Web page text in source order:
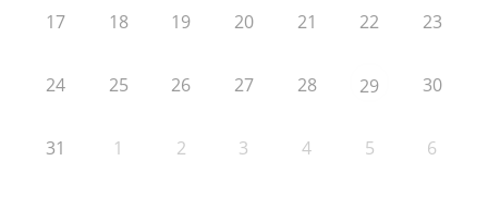
17 18 19 20 21 22 23
24 25 26 27 28 29 30
31 1 2 3 4 5 6